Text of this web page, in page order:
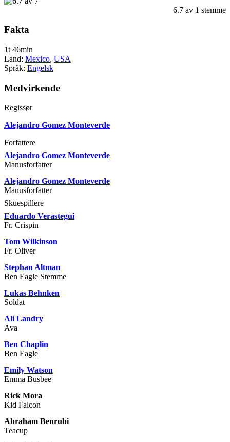
6.7 av 1 stemme
Fakta
1t 46min
Land: Mexico, USA
Språk: Engelsk
Medvirkende
Regissør
Alejandro Gomez Monteverde
Forfattere
Alejandro Gomez Monteverde
Manusforfatter
Alejandro Gomez Monteverde
Manusforfatter
Skuespillere
Eduardo Verastegui
Fr. Crispin
Tom Wilkinson
Fr. Oliver
Stephan Altman
Ben Eagle Stemme
Lukas Behnken
Soldat
Ali Landry
Ava
Ben Chaplin
Ben Eagle
Emily Watson
Emma Busbee
Rick Mora
Kid Falcon
Abraham Benrubi
Teacup